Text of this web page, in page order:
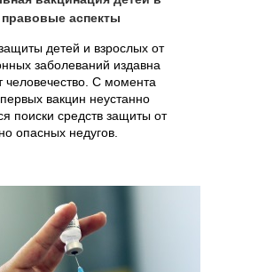
аспекты
детей и взрослых от
заболеваний издавна
человечество. С момента
вакцин неустанно
поиски средств защиты от
опасных недугов.